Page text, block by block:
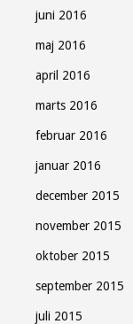
juni 2016
maj 2016
april 2016
marts 2016
februar 2016
januar 2016
december 2015
november 2015
oktober 2015
september 2015
juli 2015